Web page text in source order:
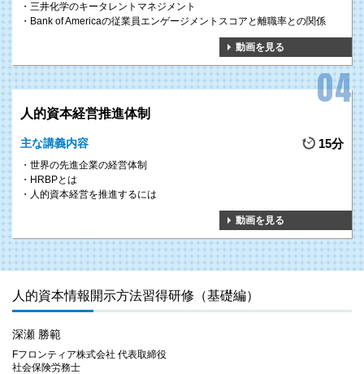
三井化学のキータレントマネジメント
Bank of Americaの従業員エンゲージメントスコアと離職率との関係
動画を見る
人的資本経営推進体制
主な講義内容 15分
世界の先進企業の経営体制
HRBPとは
人的資本経営を推進するには
動画を見る
人的資本情報開示方法習得研修（基礎編）
深瀬 勝範
Fフロンティア株式会社 代表取締役
社会保険労務士